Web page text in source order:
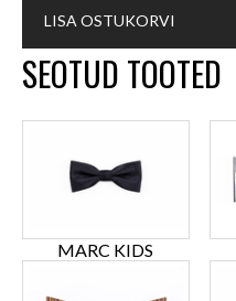
LISA OSTUKORVI
SEOTUD TOOTED
MARC KIDS